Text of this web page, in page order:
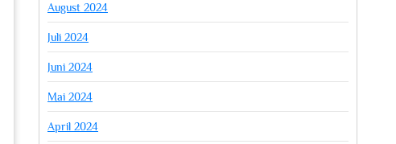
August 2024
Juli 2024
Juni 2024
Mai 2024
April 2024